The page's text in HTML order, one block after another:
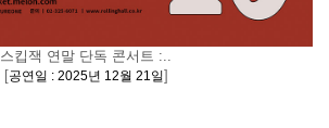
스킵잭 연말 단독 콘서트 :..
[공연일 : 2025년 12월 21일]